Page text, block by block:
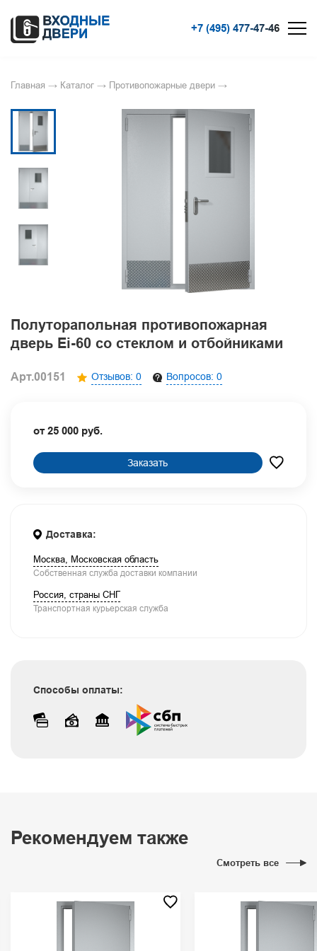
+7 (495) 477-47-46
Главная → Каталог → Противопожарные двери →
Полуторапольная противопожарная
дверь Ei-60 со стеклом и отбойниками
Арт.00151 Отзывов: 0 Вопросов: 0
от 25 000 руб.
Заказать
Доставка:
Москва, Московская область
Собственная служба доставки компании
Россия, страны СНГ
Транспортная курьерская служба
Способы оплаты:
Рекомендуем также
Смотреть все